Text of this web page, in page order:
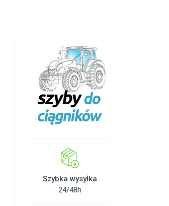
Szybka wysyłka
24/48h